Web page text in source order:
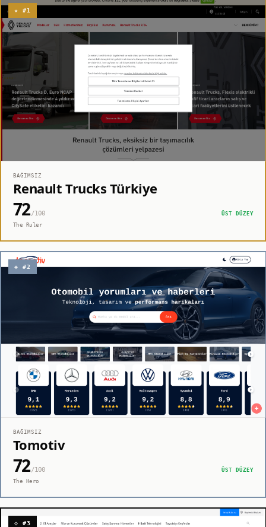
★ #1
BAĞIMSIZ
Renault Trucks Türkiye
72/100
ÜST DÜZEY
The Ruler
◈ #2
BAĞIMSIZ
Tomotiv
72/100
ÜST DÜZEY
The Hero
◇ #3